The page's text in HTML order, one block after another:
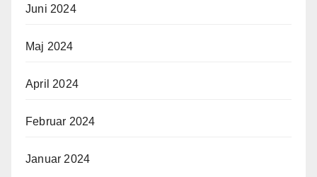
Juni 2024
Maj 2024
April 2024
Februar 2024
Januar 2024